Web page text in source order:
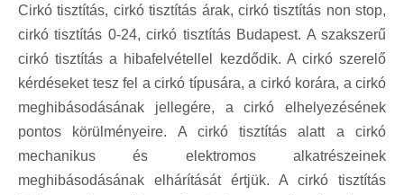
Cirkó tisztítás, cirkó tisztítás árak, cirkó tisztítás non stop,
cirkó tisztítás 0-24, cirkó tisztítás Budapest. A szakszerű
cirkó tisztítás a hibafelvétellel kezdődik. A cirkó szerelő
kérdéseket tesz fel a cirkó típusára, a cirkó korára, a cirkó
meghibásodásának jellegére, a cirkó elhelyezésének
pontos körülményeire. A cirkó tisztítás alatt a cirkó
mechanikus és elektromos alkatrészeinek
meghibásodásának elhárítását értjük. A cirkó tisztítás